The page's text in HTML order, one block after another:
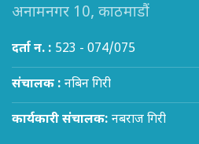
अनामनगर 10, काठमाडौं
दर्ता न. : 523 - 074/075
संचालक : नबिन गिरी
कार्यकारी संचालक: नबराज गिरी